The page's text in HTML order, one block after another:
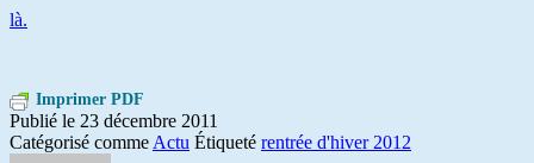
là.
Imprimer PDF
Publié le 23 décembre 2011
Catégorisé comme Actu Étiqueté rentrée d'hiver 2012